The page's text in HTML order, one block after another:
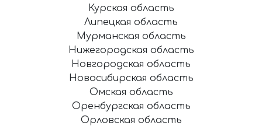
Курская область
Липецкая область
Мурманская область
Нижегородская область
Новгородская область
Новосибирская область
Омская область
Оренбургская область
Орловская область